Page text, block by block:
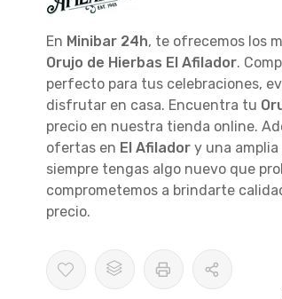
En Minibar 24h, te ofrecemos los
Orujo de Hierbas El Afilador.
perfecto para tus celebraciones,
disfrutar en casa. Encuentra tu
precio en nuestra tienda online.
ofertas en El Afiladory una amplia
siempre tengas algo nuevo que
comprometemos a brindarte
precio.